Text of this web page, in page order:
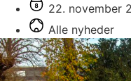
22. november
Alle nyheder